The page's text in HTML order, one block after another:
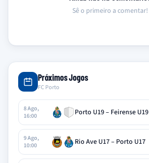
Sê o primeiro a comentar!
Próximos Jogos
FC Porto
8 Ago,
16:00
Porto U19 – Feirense U19
9 Ago,
10:00
Rio Ave U17 – Porto U17